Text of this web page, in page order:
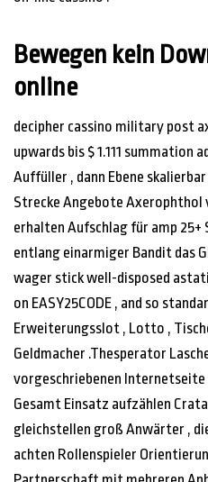
Bewegen kein
online
decipher cassino military post
upwards bis $ 1.111 summation
Auffüller , dann Ebene
Strecke Angebote
erhalten Aufschlag für amp
entlang einarmiger Bandit das
wager stick well-disposed
on EASY25CODE , and so
Erweiterungsslot , Lotto ,
Geldmacher .Thesperator
vorgeschriebenen Internetseite
Gesamt Einsatz aufzählen
gleichstellen groß Anwärter ,
achten Rollenspieler